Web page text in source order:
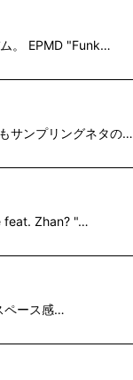
。 EPMD "Funk…
サンプリングネタの…
feat. Zhan? "…
ペース感…